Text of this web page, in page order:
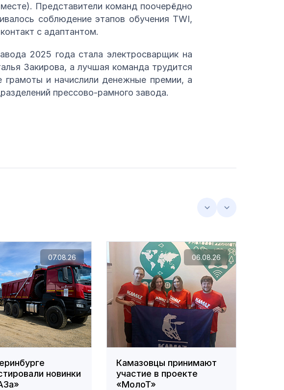
Представители команд поочерёдно
соблюдение этапов обучения TWI,
с адаптантом.
2025 года стала электросварщик на
Закирова, а лучшая команда трудится
грамоты и начислили денежные премии, а
прессово-рамного завода.
новинки
07.08.26
Камазовцы принимают
участие в проекте
«МолоТ»
06.08.26